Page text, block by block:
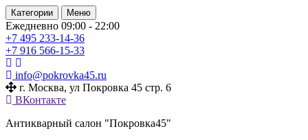
Категории Меню
Ежедневно 09:00 - 22:00
+7 495 233-14-36
+7 916 566-15-33
info@pokrovka45.ru
г. Москва, ул Покровка 45 стр. 6
ВКонтакте
Антикварный салон "Покровка45"